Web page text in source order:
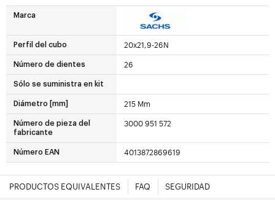
Marca
Perfil del cubo 20x21,9-26N
Número de dientes 26
Sólo se suministra en kit
Diámetro [mm] 215 Mm
Número de pieza del
fabricante
3000 951 572
Número EAN 4013872869619
PRODUCTOS EQUIVALENTES FAQ SEGURIDAD